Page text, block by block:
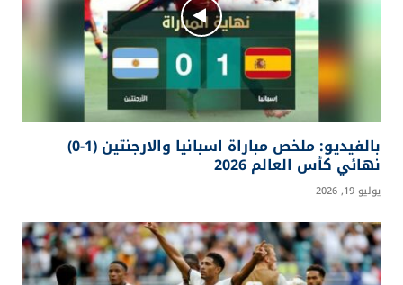
بالفيديو: ملخص مباراة اسبانيا والارجنتين (1-0)
نهائي كأس العالم 2026
يوليو 19, 2026